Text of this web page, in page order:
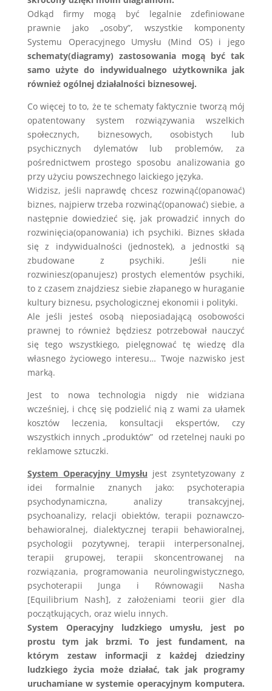
Odkąd firmy mogą być legalnie zdefiniowane
prawnie jako „osoby”, wszystkie komponenty
Systemu Operacyjnego Umysłu (Mind OS) i jego
schematy(diagramy) zastosowania mogą być tak
samo użyte do indywidualnego użytkownika jak
również ogólnej działalności biznesowej.
Co więcej to to, że te schematy faktycznie tworzą mój
opatentowany system rozwiązywania wszelkich
społecznych, biznesowych, osobistych lub
psychicznych dylematów lub problemów, za
pośrednictwem prostego sposobu analizowania go
przy użyciu powszechnego laickiego języka.
Widzisz, jeśli naprawdę chcesz rozwinąć(opanować)
biznes, najpierw trzeba rozwinąć(opanować) siebie, a
następnie dowiedzieć się, jak prowadzić innych do
rozwinięcia(opanowania) ich psychiki. Biznes składa
się z indywidualności (jednostek), a jednostki są
zbudowane z psychiki. Jeśli nie
rozwiniesz(opanujesz) prostych elementów psychiki,
to z czasem znajdziesz siebie złapanego w huraganie
kultury biznesu, psychologicznej ekonomii i polityki.
Ale jeśli jesteś osobą nieposiadającą osobowości
prawnej to również będziesz potrzebował nauczyć
się tego wszystkiego, pielęgnować tę wiedzę dla
własnego życiowego interesu… Twoje nazwisko jest
marką.
Jest to nowa technologia nigdy nie widziana
wcześniej, i chcę się podzielić nią z wami za ułamek
kosztów leczenia, konsultacji ekspertów, czy
wszystkich innych „produktów” od rzetelnej nauki po
reklamowe sztuczki.
System Operacyjny Umysłu jest zsyntetyzowany z
idei formalnie znanych jako: psychoterapia
psychodynamiczna, analizy transakcyjnej,
psychoanalizy, relacji obiektów, terapii poznawczo-
behawioralnej, dialektycznej terapii behawioralnej,
psychologii pozytywnej, terapii interpersonalnej,
terapii grupowej, terapii skoncentrowanej na
rozwiązania, programowania neurolingwistycznego,
psychoterapii Junga i Równowagii Nasha
[Equilibrium Nash], z założeniami teorii gier dla
początkujących, oraz wielu innych.
System Operacyjny ludzkiego umysłu, jest po
prostu tym jak brzmi. To jest fundament, na
którym zestaw informacji z każdej dziedziny
ludzkiego życia może działać, tak jak programy
uruchamiane w systemie operacyjnym komputera.